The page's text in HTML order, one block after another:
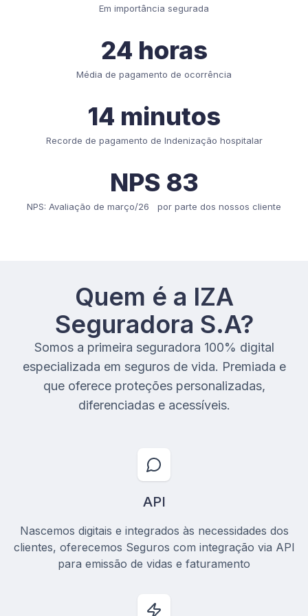
Em importância segurada
24 horas
Média de pagamento de ocorrência
14 minutos
Recorde de pagamento de Indenização hospitalar
NPS 83
NPS: Avaliação de março/26 por parte dos nossos cliente
Quem é a IZA
Seguradora S.A?
Somos a primeira seguradora 100% digital
especializada em seguros de vida. Premiada e
que oferece proteções personalizadas,
diferenciadas e acessíveis.
API
Nascemos digitais e integrados às necessidades dos
clientes, oferecemos Seguros com integração via API
para emissão de vidas e faturamento